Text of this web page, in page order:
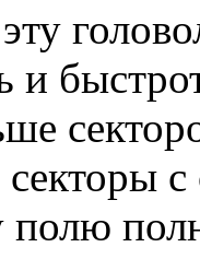
и
секторы
полю